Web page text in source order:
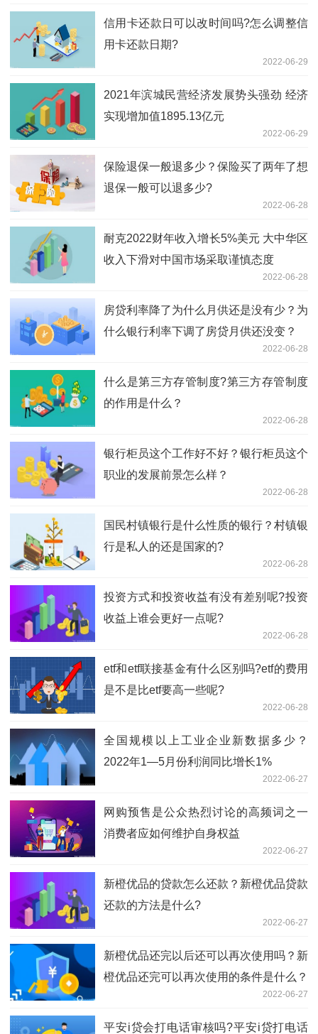
信用卡还款日可以改时间吗?怎么调整信
用卡还款日期?
2022-06-29
2021年滨城民营经济发展势头强劲 经济
实现增加值1895.13亿元
2022-06-29
保险退保一般退多少？保险买了两年了想
退保一般可以退多少?
2022-06-28
耐克2022财年收入增长5%美元 大中华区
收入下滑对中国市场采取谨慎态度
2022-06-28
房贷利率降了为什么月供还是没有少？为
什么银行利率下调了房贷月供还没变？
2022-06-28
什么是第三方存管制度?第三方存管制度
的作用是什么？
2022-06-28
银行柜员这个工作好不好？银行柜员这个
职业的发展前景怎么样？
2022-06-28
国民村镇银行是什么性质的银行？村镇银
行是私人的还是国家的?
2022-06-28
投资方式和投资收益有没有差别呢?投资
收益上谁会更好一点呢?
2022-06-28
etf和etf联接基金有什么区别吗?etf的费用
是不是比etf要高一些呢?
2022-06-28
全国规模以上工业企业新数据多少？
2022年1—5月份利润同比增长1%
2022-06-27
网购预售是公众热烈讨论的高频词之一
消费者应如何维护自身权益
2022-06-27
新橙优品的贷款怎么还款？新橙优品贷款
还款的方法是什么?
2022-06-27
新橙优品还完以后还可以再次使用吗？新
橙优品还完可以再次使用的条件是什么？
2022-06-27
平安i贷会打电话审核吗?平安i贷打电话